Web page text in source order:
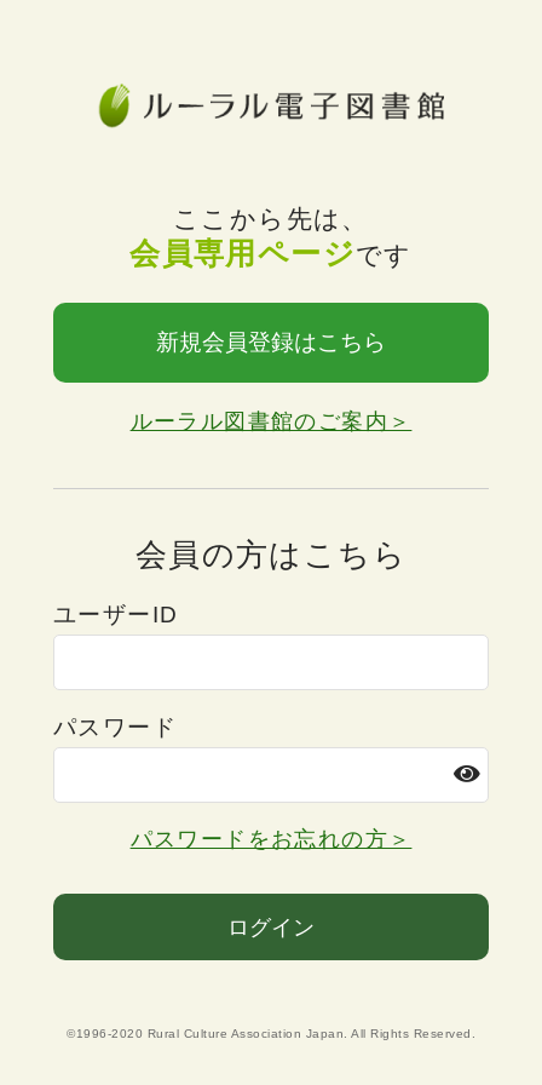
ここから先は、
会員専用ページです
新規会員登録はこちら
ルーラル図書館のご案内＞
会員の方はこちら
ユーザーID
パスワード
パスワードをお忘れの方＞
ログイン
©1996-2020 Rural Culture Association Japan. All Rights Reserved.